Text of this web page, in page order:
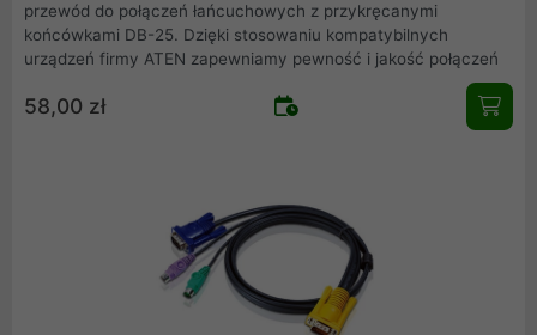
przewód do połączeń łańcuchowych z przykręcanymi
końcówkami DB-25. Dzięki stosowaniu kompatybilnych
urządzeń firmy ATEN zapewniamy pewność i jakość połączeń
58,00 zł